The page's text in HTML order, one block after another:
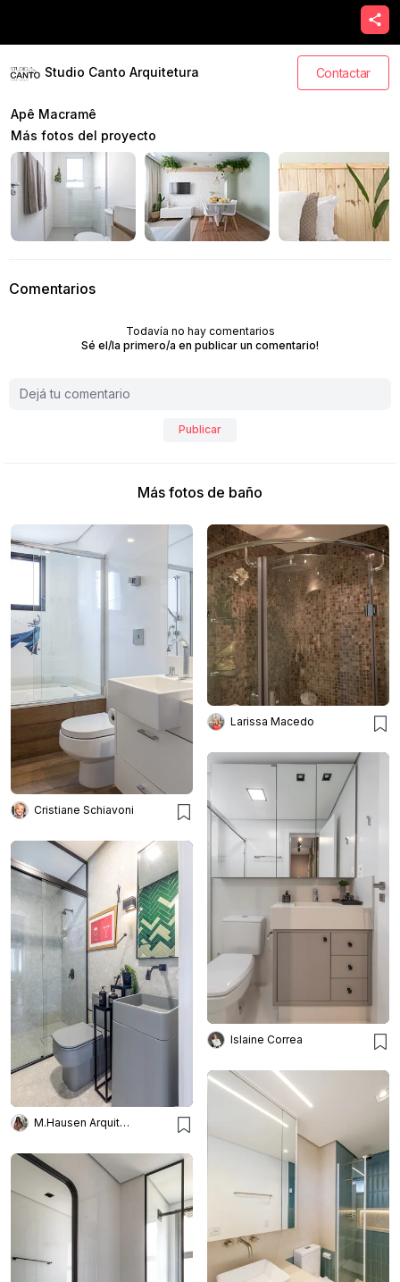
Studio Canto Arquitetura Contactar
Apê Macramê
Más fotos del proyecto
Comentarios
Todavía no hay comentarios
Sé el/la primero/a en publicar un comentario!
Publicar
Más fotos de baño
Cristiane Schiavoni
Larissa Macedo
Islaine Correa
M.Hausen Arquitetura